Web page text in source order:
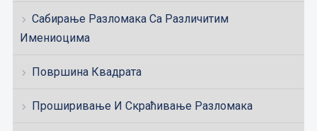
Сабирање Разломака Са Различитим
Имениоцима
Површина Квадрата
Проширивање И Скраћивање Разломака